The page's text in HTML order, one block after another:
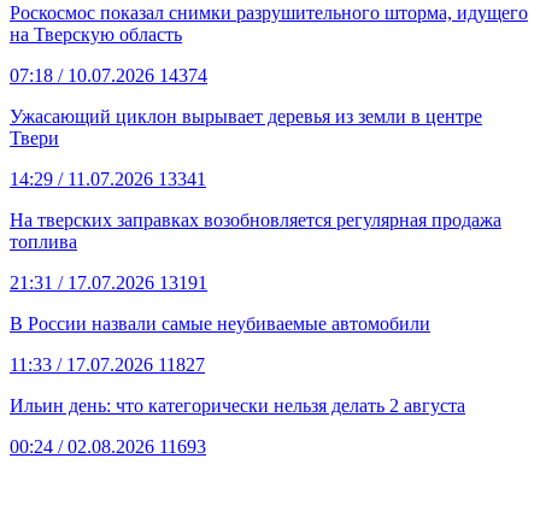
Роскосмос показал снимки разрушительного шторма, идущего
на Тверскую область
07:18 / 10.07.2026 14374
Ужасающий циклон вырывает деревья из земли в центре
Твери
14:29 / 11.07.2026 13341
На тверских заправках возобновляется регулярная продажа
топлива
21:31 / 17.07.2026 13191
В России назвали самые неубиваемые автомобили
11:33 / 17.07.2026 11827
Ильин день: что категорически нельзя делать 2 августа
00:24 / 02.08.2026 11693